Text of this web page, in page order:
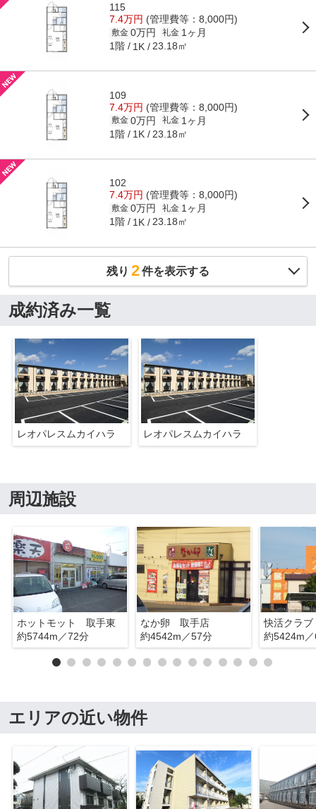
115
7.4万円 (管理費等：8,000円)
敷金 0万円 礼金 1ヶ月
1階 1K 23.18㎡
109
7.4万円 (管理費等：8,000円)
敷金 0万円 礼金 1ヶ月
1階 1K 23.18㎡
102
7.4万円 (管理費等：8,000円)
敷金 0万円 礼金 1ヶ月
1階 1K 23.18㎡
残り 2件を表示する
成約済み一覧
レオパレスムカイハラ レオパレスムカイハラ
周辺施設
ホットモット 取手東
約5744m／72分
なか卵 取手店
約4542m／57分
快活クラ
約5424m
エリアの近い物件